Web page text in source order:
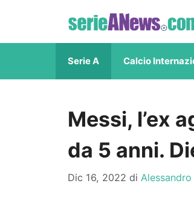
contenuto
Serie A Calcio
Messi, l’ex
da 5 anni.
Dic 16, 2022 di